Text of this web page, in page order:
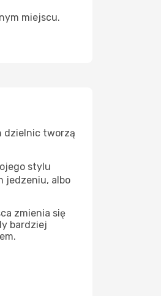
miejscu.
dzielnic tworzą
stylu
jedzeniu, albo
zmienia się
bardziej